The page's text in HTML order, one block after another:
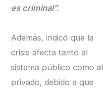
es criminal”.
Además, indicó que la
crisis afecta tanto al
sistema público como al
privado, debido a que